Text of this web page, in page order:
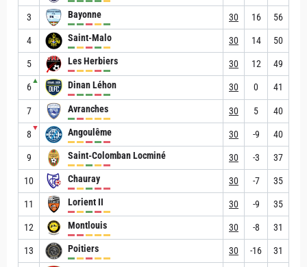
3 Bayonne 30 16 56
4 Saint-Malo 30 14 50
5 Les Herbiers 30 12 49
6
▲ Dinan Léhon 30 0 41
7 Avranches 30 5 40
8
▼ Angoulême 30 -9 40
9 Saint-Colomban Locminé 30 -3 37
10 Chauray 30 -7 35
11 Lorient II 30 -9 35
12 Montlouis 30 -8 31
13 Poitiers 30 -16 31